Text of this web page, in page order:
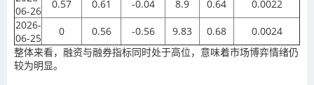
06-26
0.57 0.61 -0.04 8.9 0.64
0.0022
2026-
06-25
0 0.56 -0.56 9.83 0.68
0.0024
整体来看，融资与融券指标同时处于高位，意味着市场博弈情绪仍
较为明显。